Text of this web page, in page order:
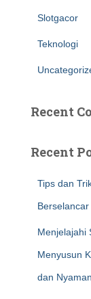
Slotgacor
Teknologi
Recent
Recent
Tips dan
Menjelajahi
Menyusun
dan